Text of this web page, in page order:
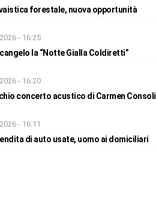
forestale, nuova opportunità
- 16:25
la “Notte Gialla Coldiretti”
- 16:20
concerto acustico di Carmen Consoli
- 16:11
di auto usate, uomo ai domiciliari